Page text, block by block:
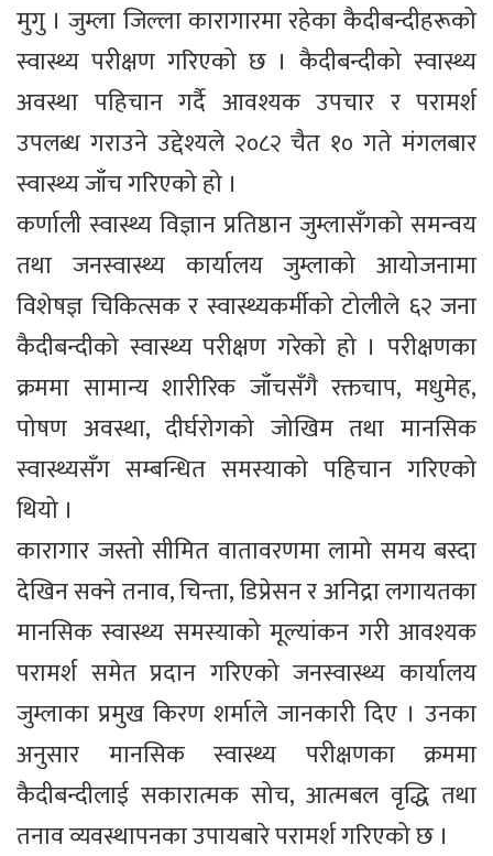
मुगु । जुम्ला जिल्ला कारागारमा रहेका कैदीबन्दीहरूको
स्वास्थ्य परीक्षण गरिएको छ । कैदीबन्दीको स्वास्थ्य
अवस्था पहिचान गर्दै आवश्यक उपचार र परामर्श
उपलब्ध गराउने उद्देश्यले २०८२ चैत १० गते मंगलबार
स्वास्थ्य जाँच गरिएको हो ।
कर्णाली स्वास्थ्य विज्ञान प्रतिष्ठान जुम्लासँगको समन्वय
तथा जनस्वास्थ्य कार्यालय जुम्लाको आयोजनामा
विशेषज्ञ चिकित्सक र स्वास्थ्यकर्मीको टोलीले ६२ जना
कैदीबन्दीको स्वास्थ्य परीक्षण गरेको हो । परीक्षणका
क्रममा सामान्य शारीरिक जाँचसँगै रक्तचाप, मधुमेह,
पोषण अवस्था, दीर्घरोगको जोखिम तथा मानसिक
स्वास्थ्यसँग सम्बन्धित समस्याको पहिचान गरिएको
थियो ।
कारागार जस्तो सीमित वातावरणमा लामो समय बस्दा
देखिन सक्ने तनाव, चिन्ता, डिप्रेसन र अनिद्रा लगायतका
मानसिक स्वास्थ्य समस्याको मूल्यांकन गरी आवश्यक
परामर्श समेत प्रदान गरिएको जनस्वास्थ्य कार्यालय
जुम्लाका प्रमुख किरण शर्माले जानकारी दिए । उनका
अनुसार मानसिक स्वास्थ्य परीक्षणका क्रममा
कैदीबन्दीलाई सकारात्मक सोच, आत्मबल वृद्धि तथा
तनाव व्यवस्थापनका उपायबारे परामर्श गरिएको छ ।